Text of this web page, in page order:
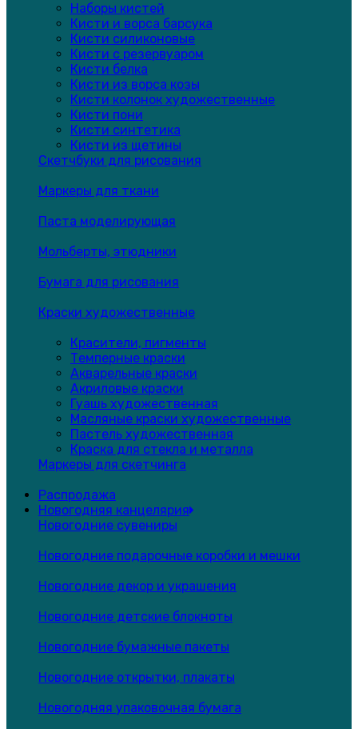
Наборы кистей
Кисти и ворса барсука
Кисти силиконовые
Кисти с резервуаром
Кисти белка
Кисти из ворса козы
Кисти колонок художественные
Кисти пони
Кисти синтетика
Кисти из щетины
Скетчбуки для рисования
Маркеры для ткани
Паста моделирующая
Мольберты, этюдники
Бумага для рисования
Краски художественные
Красители, пигменты
Темперные краски
Акварельные краски
Акриловые краски
Гуашь художественная
Масляные краски художественные
Пастель художественная
Краска для стекла и металла
Маркеры для скетчинга
Распродажа
Новогодняя канцелярия
Новогодние сувениры
Новогодние подарочные коробки и мешки
Новогодние декор и украшения
Новогодние детские блокноты
Новогодние бумажные пакеты
Новогодние открытки, плакаты
Новогодняя упаковочная бумага